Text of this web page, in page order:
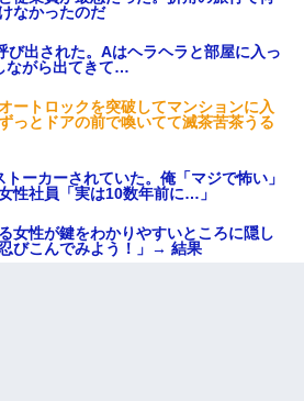
なかったのだ
び出された。Aはヘラヘラと部屋に入っ
ながら出てきて…
ートロックを突破してマンションに入
っとドアの前で喚いてて滅茶苦茶うる
ーカーされていた。俺「マジで怖い」
性社員「実は10数年前に…」
女性が鍵をわかりやすいところに隠し
びこんでみよう！」→ 結果